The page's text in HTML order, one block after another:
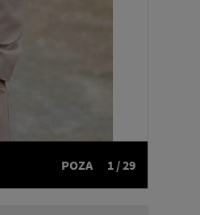
POZA 1 / 29